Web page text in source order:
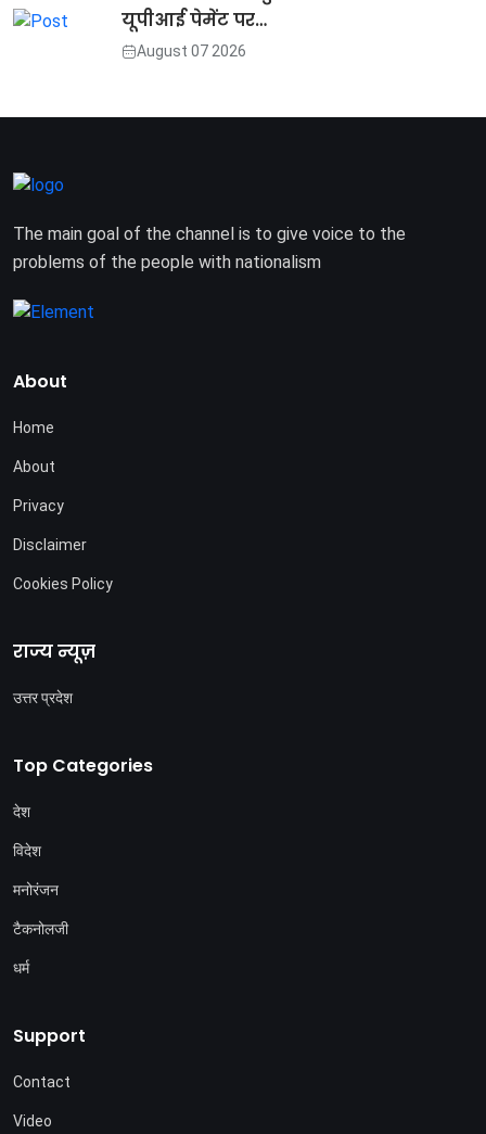
यूपीआई पेमेंट पर…
August 07 2026
The main goal of the channel is to give voice to the
problems of the people with nationalism
About
Home
About
Privacy
Disclaimer
Cookies Policy
राज्य न्यूज़
उत्तर प्रदेश
Top Categories
देश
विदेश
मनोरंजन
टैकनोलजी
धर्म
Support
Contact
Video